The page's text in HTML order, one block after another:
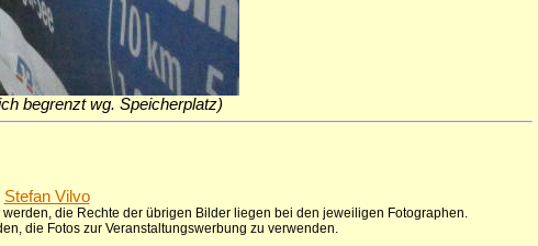
begrenzt wg. Speicherplatz)
Stefan Vilvo
die Rechte der übrigen Bilder liegen bei den jeweiligen Fotographen.
die Fotos zur Veranstaltungswerbung zu verwenden.